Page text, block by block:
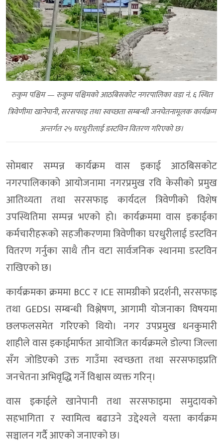
रुकुम पश्चिम — रुकुम पश्चिमको आठबिसकोट नगरपालिका वडा नं. ६ स्थित
त्रिवेणीमा खानेपानी, सरसफाइ तथा स्वच्छता सम्बन्धी जनचेतनामूलक कार्यक्रम
अन्तर्गत २५ घरधुरीलाई डस्टविन वितरण गरिएको छ।
सोमबार सम्पन्न कार्यक्रम वास इकाई आठबिसकोट
नगरपालिकाको आयोजनामा नगरप्रमुख रवि केसीको प्रमुख
आतिथ्यता तथा सरसफाइ कार्यदल त्रिवेणीको विशेष
उपस्थितिमा सम्पन्न भएको हो। कार्यक्रममा वास इकाईका
कर्मचारीहरूको सहजीकरणमा त्रिवेणीका घरधुरीलाई डस्टविन
वितरण गर्नुका साथै तीन वटा सार्वजनिक स्थानमा डस्टविन
राखिएको छ।
कार्यक्रमका क्रममा BCC र ICE सामग्रीको प्रदर्शनी, सरसफाइ
तथा GEDSI सम्बन्धी विश्लेषण, आगामी योजनाका विषयमा
छलफलसमेत गरिएको थियो। नगर उपप्रमुख धनकुमारी
शाहीले वास इकाईमार्फत आयोजित कार्यक्रमले डोल्पा जिल्ला
सँग जोडिएको उक्त गाउँमा स्वच्छता तथा सरसफाइप्रति
जनचेतना अभिवृद्धि गर्ने विश्वास व्यक्त गरिन्।
वास इकाईले खानेपानी तथा सरसफाइमा समुदायको
सहभागिता र स्वामित्व बढाउने उद्देश्यले यस्ता कार्यक्रम
सञ्चालन गर्दै आएको जनाएको छ।